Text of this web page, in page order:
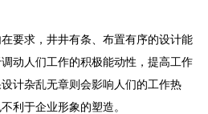
要求，井井有条、布置有序的设计能
动人们工作的积极能动性，提高工作
计杂乱无章则会影响人们的工作热
利于企业形象的塑造。
森装饰是标准化成熟施工组织，大批
30
装修
装饰公司拥有一级的设计师团队和经验